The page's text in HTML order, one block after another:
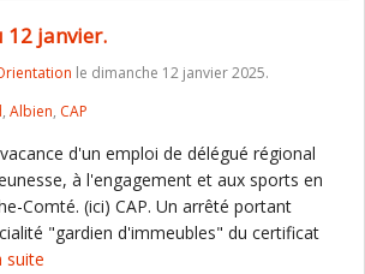
12 janvier.
le dimanche 12 janvier 2025.
, Albien, CAP
vacance d'un emploi de délégué régional
à l'engagement et aux sports en
Comté. (ici) CAP. Un arrêté portant
"gardien d'immeubles" du certificat
suite